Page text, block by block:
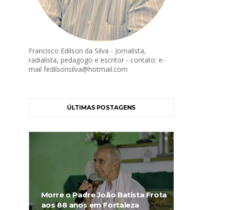
Francisco Edilson da Silva - Jornalista,
radialista, pedagogo e escritor - contato: e-
mail fedilsonsilva@hotmail.com
ÚLTIMAS POSTAGENS
Morre o Padre João Batista Frota
aos 88 anos em Fortaleza